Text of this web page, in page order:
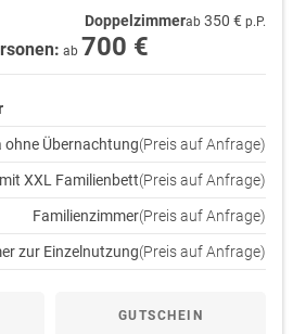
Doppelzimmerab 350 € p.P.
ab 700 €
ohne Übernachtung(Preis auf Anfrage)
XXL Familienbett(Preis auf Anfrage)
Familienzimmer(Preis auf Anfrage)
zur Einzelnutzung(Preis auf Anfrage)
GUTSCHEIN